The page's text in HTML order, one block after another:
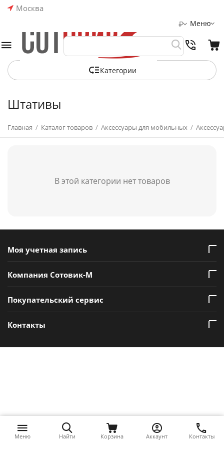
Москва
Меню
₽
Категории
Штативы
Главная / Каталог товаров / Аксессуары для мобильных /
В этой категории нет товаров
Моя учетная запись
Компания Сотовик-М
Покупательский сервис
Контакты
Меню Найти Корзина Аккаунт Контакты